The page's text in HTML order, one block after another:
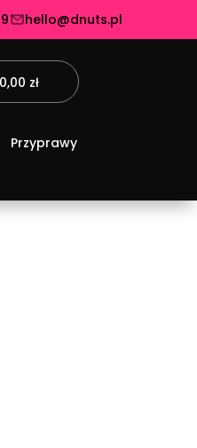
hello@dnuts.pl
0,00 zł
Przyprawy